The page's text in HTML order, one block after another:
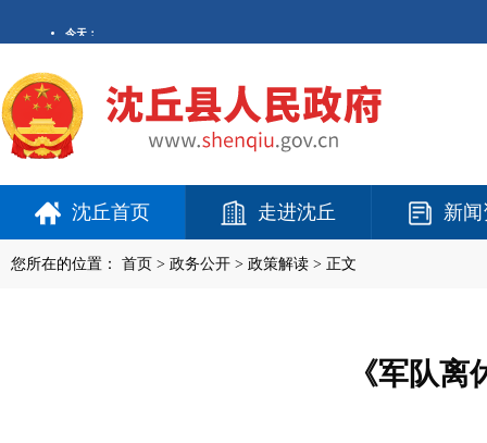
沈丘首页 走进沈丘 新
您所在的位置： 首页 > 政务公开 > 政策解读 > 正文
《军队